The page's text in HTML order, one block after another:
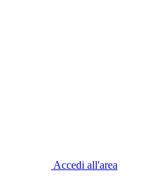
Accedi all'area